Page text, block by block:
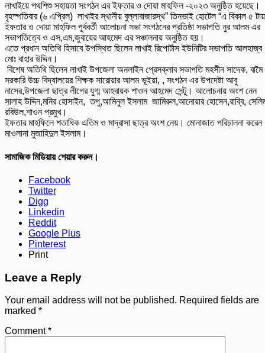
লাখাইয়ে পথশিশু সহায়তা সংগঠন এর ইফতার ও দোয়া মাহফিল -২০২৩ অনুষ্ঠিত হয়েছে।
বৃহস্পতিবার (৬ এপ্রিল) লাখাইর স্থানীয় বুল্লাবাজারস্থ” তিনভাই হোটেল “এ বিকাল ৫ টায়
ইফতার ও দোয়া মাহফিল পূর্ববর্তী আলোচনা সভা সংগঠনের প্রতিষ্ঠা সভাপতি নুর আলম এর
সভাপতিত্বে ও এস,এম,জুবায়ের আহমেদ এর সঞ্চালনায় অনুষ্ঠিত হয়।
এতে প্রধান অতিথি হিসাবে উপস্থিত ছিলেন লাখাই রিপোর্টাস ইউনিটির সভাপতি আলহাজ্ব
মোঃ বাহার উদ্দিন।
বিশেষ অতিথি ছিলেন লাখাই উপজেলা অনলাইন প্রেসক্লাব সভাপতি মহসীন সাদেক, বামৈ
সরকারি উচ্চ বিদ্যালয়ের শিক্ষক সারোয়ার আলম ভূইয়া, , সংগঠন এর উপদেষ্টা আবু
নাসের,উপজেলা ছাত্র লীগের যুগ্ম আহবায়ক শাওন আহমেদ সেন্টু। আলোচনায় অংশ নেন
সালাহ উদ্দিন,মনির হোসাইন, তপু,আমিনুল ইসলাম জামিরুল,আনোয়ার হোসেন,রাব্বি,
রবিউল,শাওন প্রমুখ।
ইফতার মাহফিলে শতাধিক এতিম ও মাদ্রাসা ছাত্র অংশ নেয়। মোনাজাত পরিচালনা করেন
মাওলানা মুজাহিদুল ইসলাম।
সামাজিক মিডিয়ায় শেয়ার করুন।
Facebook
Twitter
Digg
Linkedin
Reddit
Google Plus
Pinterest
Print
Leave a Reply
Your email address will not be published. Required fields are
marked *
Comment*